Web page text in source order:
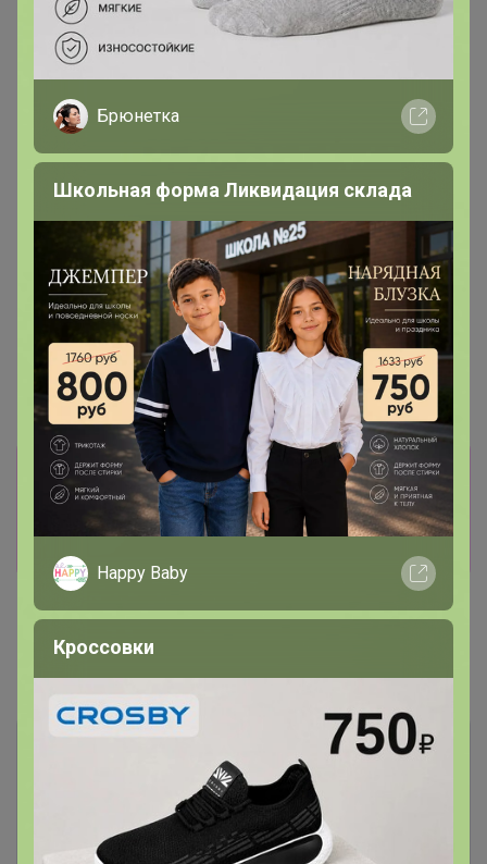
Информация о заказах доступна
лишь членам клуба
Показать
Брюнетка
Школьная форма Ликвидация склада
Happy Baby
Кроссовки